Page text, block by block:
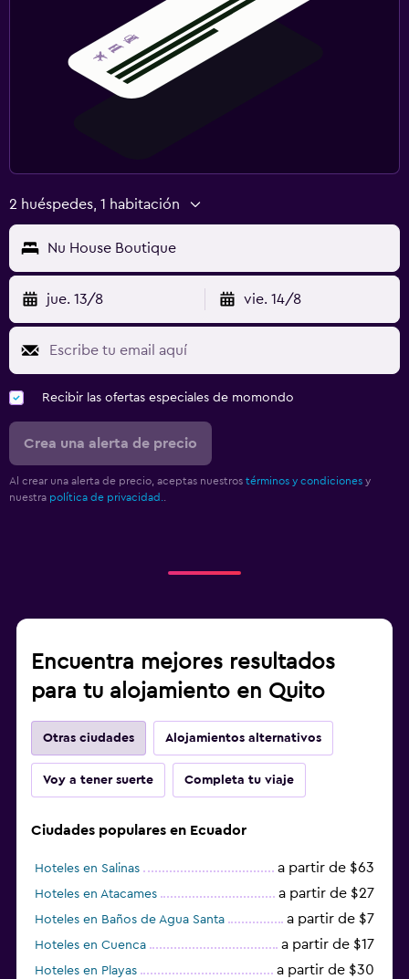
2 huéspedes, 1 habitación
Nu House Boutique
jue. 13/8 vie. 14/8
Recibir las ofertas especiales de momondo
Crea una alerta de precio
Al crear una alerta de precio, aceptas nuestros términos y condiciones y
nuestra política de privacidad.
Encuentra mejores resultados
para tu alojamiento en Quito
Otras ciudades Alojamientos alternativos
Voy a tener suerte Completa tu viaje
Ciudades populares en Ecuador
Hoteles en Salinas a partir de $63
Hoteles en Atacames a partir de $27
Hoteles en Baños de Agua Santa a partir de $7
Hoteles en Cuenca a partir de $17
Hoteles en Playas a partir de $30